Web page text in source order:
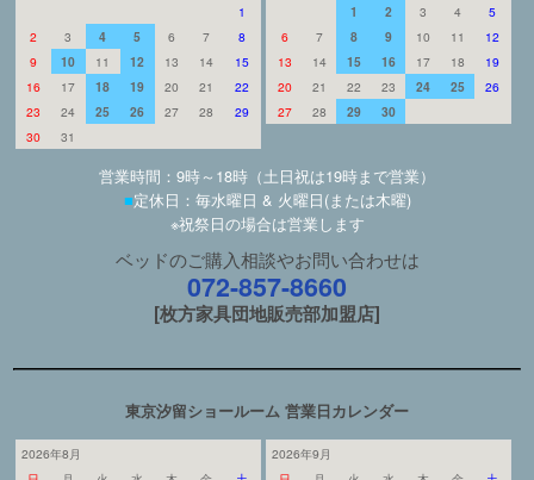
1
2
3 4 5 6 7
8
9
10 11 12 13 14
15
16
17 18 19 20 21
22
23
24 25 26 27 28
29
30
31
1
2 3 4
5
6
7 8 9 10 11
12
13
14 15 16 17 18
19
20
21 22 23 24 25
26
27
28 29 30
営業時間：9時～18時（土日祝は19時まで営業）
■定休日：毎水曜日 & 火曜日(または木曜)
※祝祭日の場合は営業します
ベッドのご購入相談やお問い合わせは
072-857-8660
[枚方家具団地販売部加盟店]
東京汐留ショールーム 営業日カレンダー
2026年8月
2026年9月